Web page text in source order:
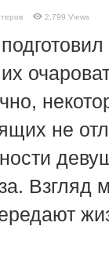
2,799 Views
не
Взгляд